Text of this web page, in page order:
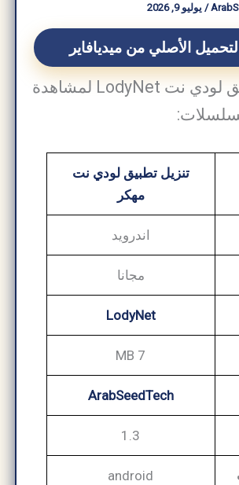
/يوليو 9, 2026
الأصلي من ميديافاير
تحميل تطبيق لودي نت LodyNet لمشاهدة
تنزيل تطبيق لودي نت
مهكر
اندرويد
مجانا
LodyNet
ArabSeedTech
1.3
android